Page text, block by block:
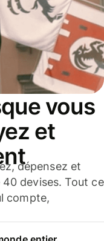
vous
et
dépensez et
devises. Tout ce
compte,